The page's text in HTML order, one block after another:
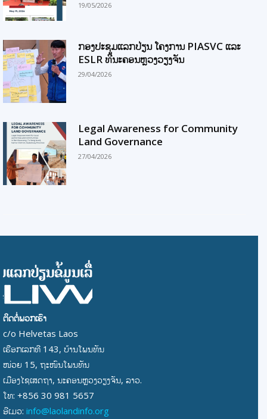
19/05/2026
ກອງປະຊຸມແລກປ່ຽນ ໂຄງການ PIASVC ແລະ
ESLR ທີ່ນະຄອນຫຼວງວຽງຈັນ
29/04/2026
Legal Awareness for Community
Land Governance
27/04/2026
ຕິດຕໍ່ພວກເຮົາ
c/o Helvetas Laos
ເຮືອກເລກທີ 143, ບ້ານໂພນທັນ
ໜ່ວຍ 15, ຖະໜົນໂພນທັນ
ເມືອງໄຊເສດຖາ, ນະຄອນຫຼວງວຽງຈັນ, ລາວ.
ໂທ: +856 30 981 5657
ອີເມວ: info@laolandinfo.org